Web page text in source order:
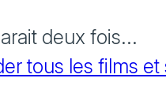
deux fois...
tous les films